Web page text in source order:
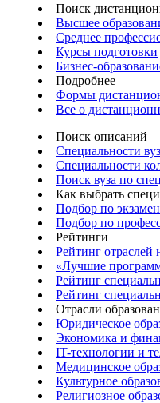
Поиск
Высшее
Среднее
Курсы подготовки
Бизнес-
Подробнее
Формы
Все о
Поиск описаний
Специальности
Специальности
Поиск вуза по
Как выбрать
Подбор по
Подбор по
Рейтинги
Рейтинг отраслей
«Лучшие
Рейтинг
Рейтинг
Отрасли
Юридическое
Экономика и
IT-технологии и
Медицинское
Культурное
Религиозное